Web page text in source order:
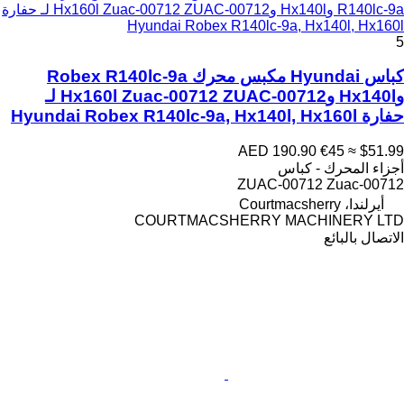
R140lc-9a وHx140l وHx160l Zuac-00712 ZUAC-00712 لـ حفارة
Hyundai Robex R140lc-9a, Hx140l, Hx160l
5
كباس Hyundai مكبس محرك Robex R140lc-9a
وHx140l وHx160l Zuac-00712 ZUAC-00712 لـ
حفارة Hyundai Robex R140lc-9a, Hx140l, Hx160l
AED 190.90 €45 ≈ $51.99
أجزاء المحرك - كباس
ZUAC-00712 Zuac-00712
أيرلندا، Courtmacsherry
COURTMACSHERRY MACHINERY LTD
الاتصال بالبائع